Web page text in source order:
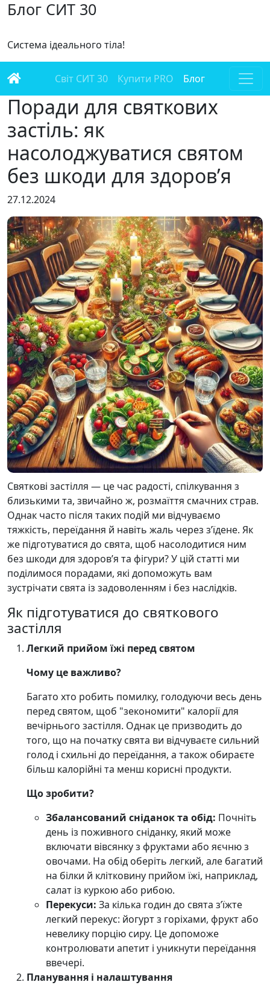
Блог СИТ 30
Система ідеального тіла!
Світ СИТ 30 Купити PRO Блог
Поради для святкових
застіль: як
насолоджуватися святом
без шкоди для здоров’я
27.12.2024
Святкові застілля — це час радості, спілкування з
близькими та, звичайно ж, розмаїття смачних страв.
Однак часто після таких подій ми відчуваємо
тяжкість, переїдання й навіть жаль через з’їдене. Як
же підготуватися до свята, щоб насолодитися ним
без шкоди для здоров’я та фігури? У цій статті ми
поділимося порадами, які допоможуть вам
зустрічати свята із задоволенням і без наслідків.
Як підготуватися до святкового
застілля
Легкий прийом їжі перед святом
Чому це важливо?
Багато хто робить помилку, голодуючи весь день
перед святом, щоб "зекономити" калорії для
вечірнього застілля. Однак це призводить до
того, що на початку свята ви відчуваєте сильний
голод і схильні до переїдання, а також обираєте
більш калорійні та менш корисні продукти.
Що зробити?
Збалансований сніданок та обід: Почніть
день із поживного сніданку, який може
включати вівсянку з фруктами або яєчню з
овочами. На обід оберіть легкий, але багатий
на білки й клітковину прийом їжі, наприклад,
салат із куркою або рибою.
Перекуси: За кілька годин до свята з’їжте
легкий перекус: йогурт з горіхами, фрукт або
невелику порцію сиру. Це допоможе
контролювати апетит і уникнути переїдання
ввечері.
Планування і налаштування